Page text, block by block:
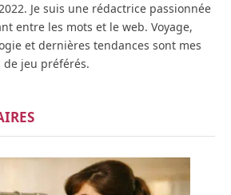
Je suis une rédactrice passionnée
entre les mots et le web. Voyage,
et dernières tendances sont mes
jeu préférés.